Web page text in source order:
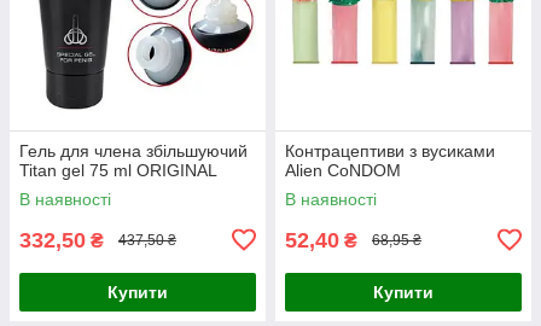
Гель для члена збільшуючий
Titan gel 75 ml ORIGINAL
В наявності
332,50 ₴ 437,50 ₴
Купити
Контрацептиви з вусиками
Alien CoNDOM
В наявності
52,40 ₴ 68,95 ₴
Купити